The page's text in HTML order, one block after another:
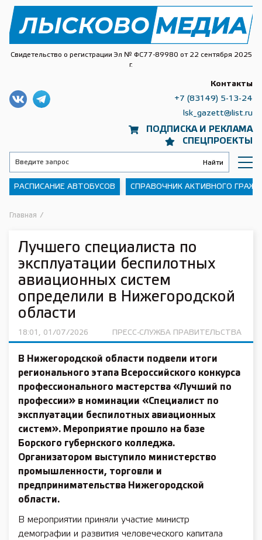
Свидетельство о регистрации Эл № ФС77-89980 от 22 сентября 2025
г.
ПОДПИСКА И РЕКЛАМА
СПЕЦПРОЕКТЫ
Контакты
+7 (83149) 5-13-24
lsk_gazett@list.ru
РАСПИСАНИЕ АВТОБУСОВ СПРАВОЧНИК АКТИВНОГО
Главная /
Лучшего специалиста по
эксплуатации беспилотных
авиационных систем
определили в Нижегородской
области
18:01, 01/07/2026 ПРЕСС-СЛУЖБА ПРАВИТЕЛЬСТВА
В Нижегородской области подвели итоги
регионального этапа Всероссийского конкурса
профессионального мастерства «Лучший по
профессии» в номинации «Специалист по
эксплуатации беспилотных авиационных
систем». Мероприятие прошло на базе
Борского губернского колледжа.
Организатором выступило министерство
промышленности, торговли и
предпринимательства Нижегородской
области.
В мероприятии приняли участие министр
демографии и развития человеческого капитала